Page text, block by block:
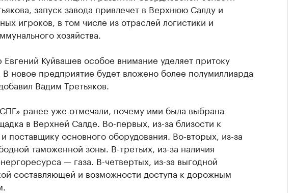
запуск завода привлечет в Верхнюю Салду и
игроков, в том числе из отраслей логистики и
хозяйства.
Евгений Куйвашев особое внимание уделяет притоку
В новое предприятие будет вложено более полумиллиарда
Вадим Третьяков.
ранее уже отмечали, почему ими была выбрана
в Верхней Салде. Во-первых, из-за близости к
поставщику основного оборудования. Во-вторых, из-за
таможенной зоны. В-третьих, из-за наличия
— газа. В-четвертых, из-за выгодной
составляющей и возможности доступа к дорожным